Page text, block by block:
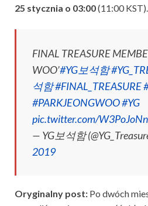
25 stycznia o 03:00(11:00 KST).
FINAL TREASURE
WOO’#YG보석함
석함#FINAL_TREASURE
#PARKJEONGWOO#YG
pic.twitter.com/
— YG보석함
2019
Oryginalny post: Po dwóch